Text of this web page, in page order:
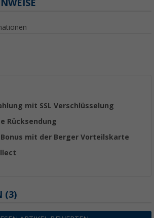
mit SSL Verschlüsselung
Rücksendung
Bonus mit der Berger Vorteilskarte
(3)